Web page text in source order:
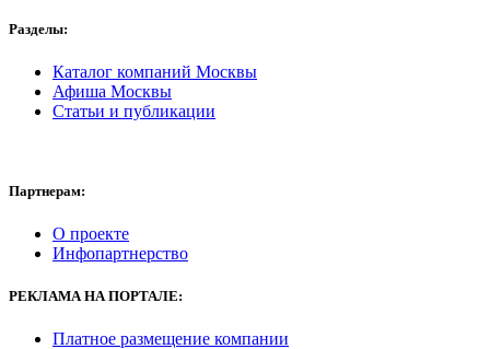
Разделы:
Каталог компаний Москвы
Афиша Москвы
Статьи и публикации
Партнерам:
О проекте
Инфопартнерство
РЕКЛАМАНА ПОРТАЛЕ:
Платное размещение компании